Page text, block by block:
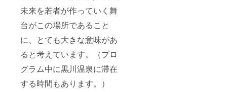
未来を若者が作っていく舞
台がこの場所であること
に、とても大きな意味があ
ると考えています。（プロ
グラム中に黒川温泉に滞在
する時間もあります。）